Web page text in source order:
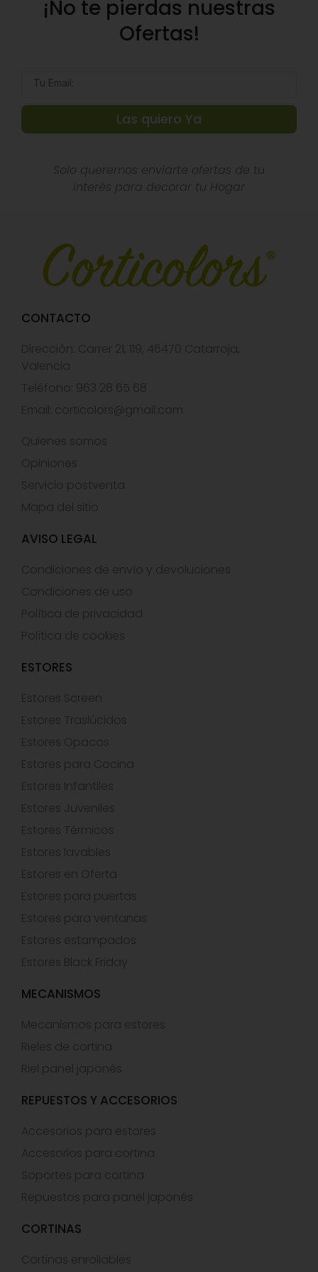
¡No te pierdas nuestras
Ofertas!
Las quiero Ya
Solo queremos enviarte ofertas de tu
interés para decorar tu Hogar
CONTACTO
Dirección: Carrer 21, 119, 46470 Catarroja,
Valencia
Teléfono: 963 28 65 68
Email: corticolors@gmail.com
Quienes somos
Opiniones
Servicio postventa
Mapa del sitio
AVISO LEGAL
Condiciones de envío y devoluciones
Condiciones de uso
Política de privacidad
Política de cookies
ESTORES
Estores Screen
Estores Traslúcidos
Estores Opacos
Estores para Cocina
Estores Infantiles
Estores Juveniles
Estores Térmicos
Estores lavables
Estores en Oferta
Estores para puertas
Estores para ventanas
Estores estampados
Estores Black Friday
MECANISMOS
Mecanismos para estores
Rieles de cortina
Riel panel japonés
REPUESTOS Y ACCESORIOS
Accesorios para estores
Accesorios para cortina
Soportes para cortina
Repuestos para panel japonés
CORTINAS
Cortinas enrollables